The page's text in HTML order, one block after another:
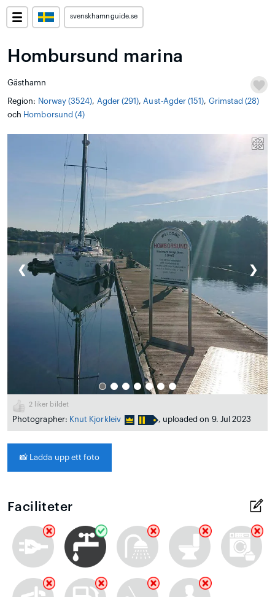
svenskhamnguide.se
Hombursund marina
Gästhamn
Region: Norway (3524), Agder (291), Aust-Agder (151), Grimstad (28)
och Homborsund (4)
❮ ❯
2 liker bildet
Photographer: Knut Kjorkleiv , uploaded on 9. Jul 2023
📸 Ladda upp ett foto
Faciliteter